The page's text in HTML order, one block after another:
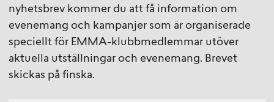
nyhetsbrev kommer du att få information om
evenemang och kampanjer som är organiserade
speciellt för EMMA-klubbmedlemmar utöver
aktuella utställningar och evenemang. Brevet
skickas på finska.